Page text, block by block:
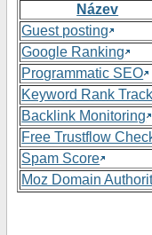
Název
Guest posting
Google Ranking
Programmatic SEO
Keyword Rank
Backlink Monitoring
Free Trustflow
Spam Score
Moz Domain